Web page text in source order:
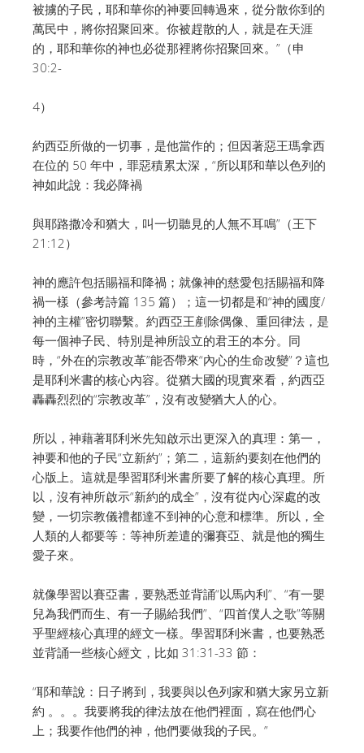
被擄的子民，耶和華你的神要回轉過來，從分散你到的
萬民中，將你招聚回來。你被趕散的人，就是在天涯
的，耶和華你的神也必從那裡將你招聚回來。”（申
30:2-
4）
約西亞所做的一切事，是他當作的；但因著惡王瑪拿西
在位的 50 年中，罪惡積累太深，“所以耶和華以色列的
神如此說：我必降禍
與耶路撒冷和猶大，叫一切聽見的人無不耳鳴”（王下
21:12）
神的應許包括賜福和降禍；就像神的慈愛包括賜福和降
禍一樣（參考詩篇 135 篇）；這一切都是和“神的國度/
神的主權”密切聯繫。約西亞王剷除偶像、重回律法，是
每一個神子民、特別是神所設立的君王的本分。同
時，“外在的宗教改革”能否帶來“內心的生命改變”？這也
是耶利米書的核心內容。從猶大國的現實來看，約西亞
轟轟烈烈的“宗教改革”，沒有改變猶大人的心。
所以，神藉著耶利米先知啟示出更深入的真理：第一，
神要和他的子民“立新約”；第二，這新約要刻在他們的
心版上。這就是學習耶利米書所要了解的核心真理。所
以，沒有神所啟示“新約的成全”，沒有從內心深處的改
變，一切宗教儀禮都達不到神的心意和標準。所以，全
人類的人都要等：等神所差遣的彌賽亞、就是他的獨生
愛子來。
就像學習以賽亞書，要熟悉並背誦“以馬內利”、“有一嬰
兒為我們而生、有一子賜給我們”、“四首僕人之歌”等關
乎聖經核心真理的經文一樣。學習耶利米書，也要熟悉
並背誦一些核心經文，比如 31:31-33 節：
“耶和華說：日子將到，我要與以色列家和猶大家另立新
約 。。。我要將我的律法放在他們裡面，寫在他們心
上；我要作他們的神，他們要做我的子民。”